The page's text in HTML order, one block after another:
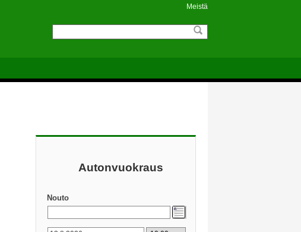
Meistä
Autonvuokraus
Nouto